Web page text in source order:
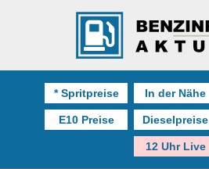
* Spritpreise In der Nähe
E10 Preise Dieselpreise
12 Uhr Live